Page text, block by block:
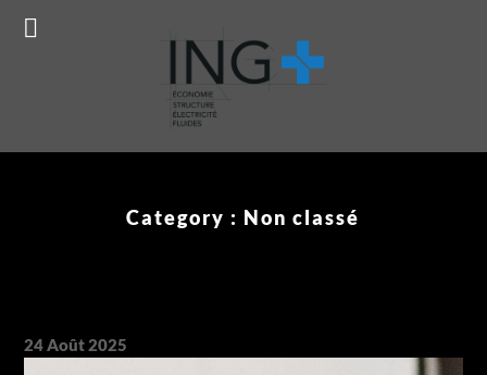
gratuite !
Category : Non classé
24Août 2025